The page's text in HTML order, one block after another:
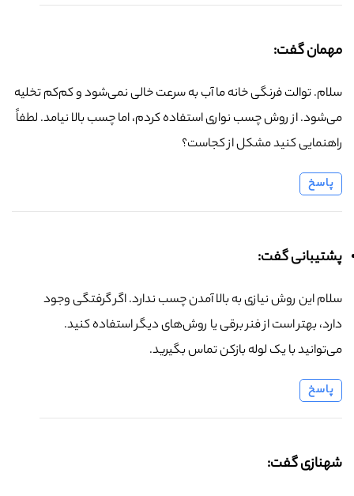
مهمان گفت:
سلام. توالت فرنگی خانه ما آب به سرعت خالی نمی‌شود و کم‌کم تخلیه
می‌شود. از روش چسب نواری استفاده کردم، اما چسب بالا نیامد. لطفاً
راهنمایی کنید مشکل از کجاست؟
پاسخ
پشتیبانی گفت:
سلام این روش نیازی به بالا آمدن چسب ندارد. اگر گرفتگی وجود
دارد، بهتر است از فنر برقی یا روش‌های دیگر استفاده کنید.
می‌توانید با یک لوله بازکن تماس بگیرید.
پاسخ
شهنازی گفت: